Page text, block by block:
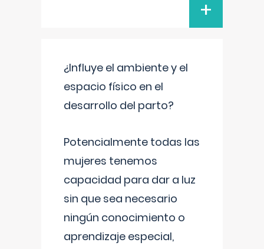
+
¿Influye el ambiente y el
espacio físico en el
desarrollo del parto?
Potencialmente todas las
mujeres tenemos
capacidad para dar a luz
sin que sea necesario
ningún conocimiento o
aprendizaje especial,